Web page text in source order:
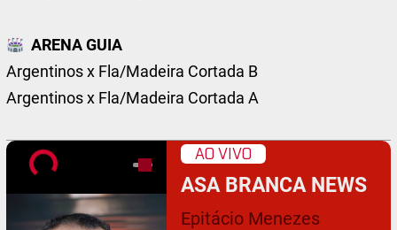
ARENA GUIA
Argentinos x Fla/Madeira Cortada B
Argentinos x Fla/Madeira Cortada A
AO VIVO
ASA BRANCA NEWS
Epitácio Menezes